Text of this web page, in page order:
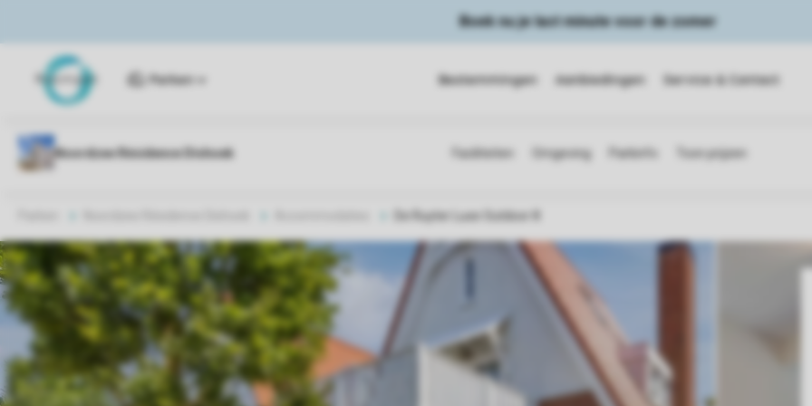
Boek nu je last minute voor de zomer
Parken Bestemmingen Aanbiedingen Service & Contact
De Ruyter Luxe Outdoor 8